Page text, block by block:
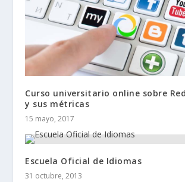
Curso universitario online sobre
y sus métricas
15 mayo, 2017
Escuela Oficial de Idiomas
31 octubre, 2013